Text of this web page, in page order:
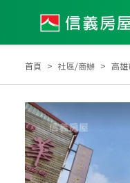
首頁 社區/商辦 高雄